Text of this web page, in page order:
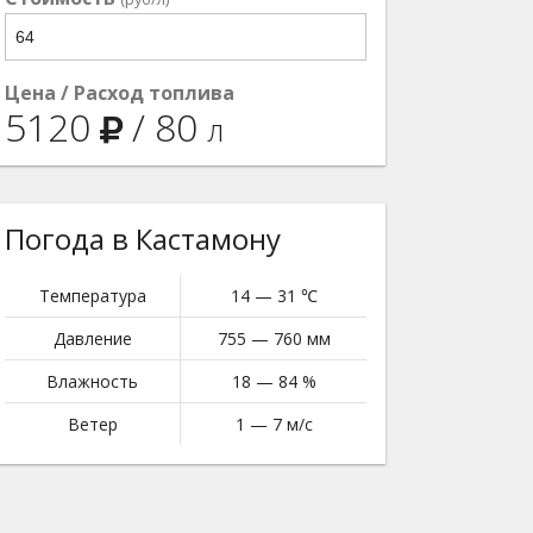
Цена / Расход топлива
5120 / 80 л
Погода в Кастамону
Температура
14 — 31 ℃
Давление
755 — 760 мм
Влажность
18 — 84 %
Ветер
1 — 7 м/с